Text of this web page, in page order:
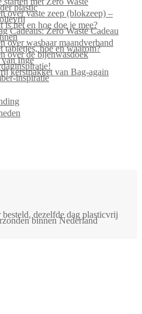
plastic
over vaste zeep (blokzeep) –
het en hoe doe je mee?
Cadeaus: Zero Waste Cadeau
over wasbaar maandverband
tabletjes, hoe en waarom?
over de bijenwasdoek
Inge
kerstpakket van Bag-again
inspiratie
dezelfde dag plasticvrij
binnen Nederland